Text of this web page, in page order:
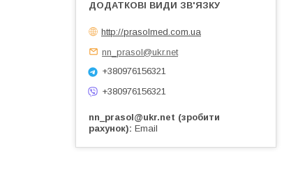
http://prasolmed.com.ua
nn_prasol@ukr.net
+380976156321
+380976156321
nn_prasol@ukr.net (зробити
рахунок) Email